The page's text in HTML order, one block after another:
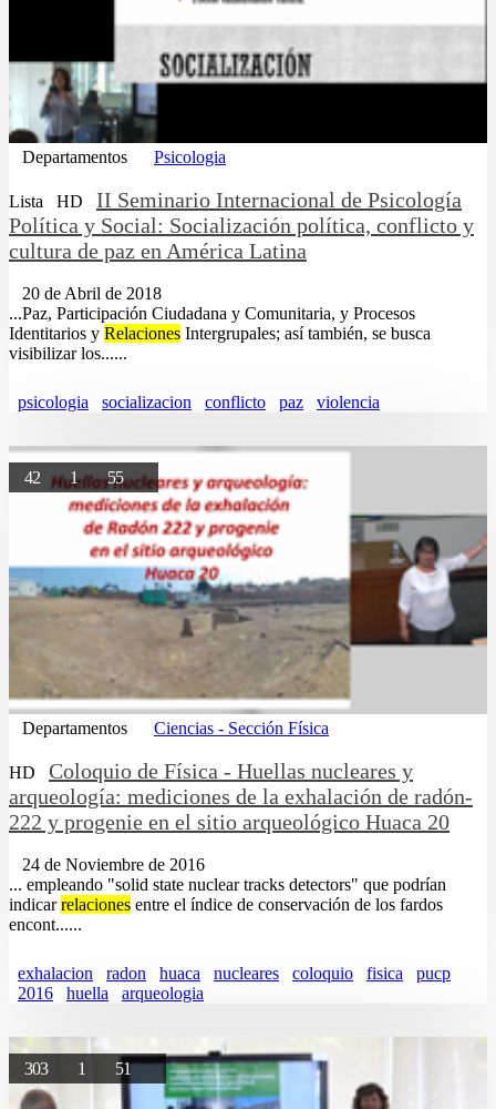
Departamentos Psicologia
Lista HD
II Seminario Internacional de Psicología
Política y Social: Socialización política, conflicto y
cultura de paz en América Latina
20 de Abril de 2018
...Paz, Participación Ciudadana y Comunitaria, y Procesos
Identitarios y Relaciones Intergrupales; así también, se busca
visibilizar los......
psicologia socializacion conflicto paz violencia
42 155
Departamentos Ciencias - Sección Física
HD
Coloquio de Física - Huellas nucleares y
arqueología: mediciones de la exhalación de radón-
222 y progenie en el sitio arqueológico Huaca 20
24 de Noviembre de 2016
... empleando "solid state nuclear tracks detectors" que podrían
indicarrelaciones entre el índice de conservación de los fardos
encont......
exhalacion radon huaca nucleares coloquio fisica
pucp
2016
huella arqueologia
303 1 51